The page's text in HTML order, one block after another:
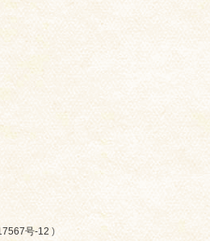
号-12 )